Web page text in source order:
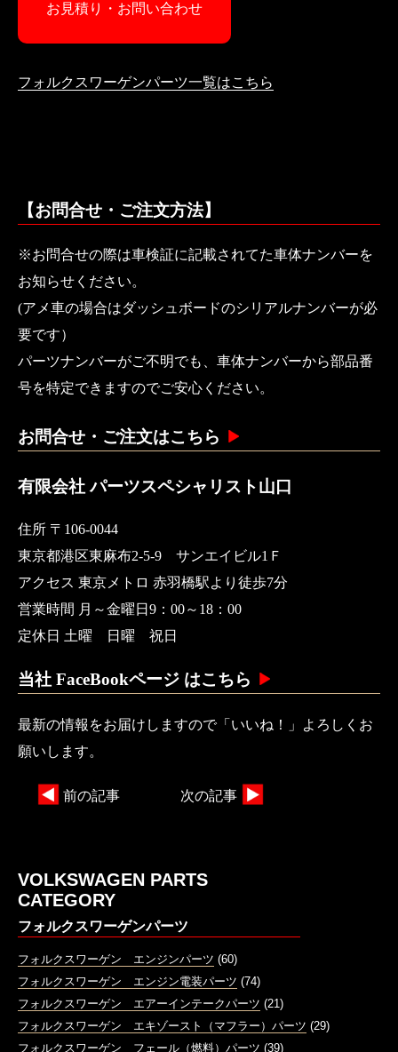
お見積り・お問い合わせ
フォルクスワーゲンパーツ一覧はこちら
【お問合せ・ご注文方法】
※お問合せの際は車検証に記載されてた車体ナンバーを
お知らせください。
(アメ車の場合はダッシュボードのシリアルナンバーが必
要です）
パーツナンバーがご不明でも、車体ナンバーから部品番
号を特定できますのでご安心ください。
お問合せ・ご注文はこちら
有限会社 パーツスペシャリスト山口
住所 〒106-0044
東京都港区東麻布2-5-9 サンエイビル1Ｆ
アクセス 東京メトロ 赤羽橋駅より徒歩7分
営業時間 月～金曜日9：00～18：00
定休日 土曜 日曜 祝日
当社 FaceBookページ はこちら
最新の情報をお届けしますので「いいね！」よろしくお
願いします。
前の記事 次の記事
VOLKSWAGEN PARTS
CATEGORY
フォルクスワーゲンパーツ
フォルクスワーゲン エンジンパーツ (60)
フォルクスワーゲン エンジン電装パーツ (74)
フォルクスワーゲン エアーインテークパーツ (21)
フォルクスワーゲン エキゾースト（マフラー）パーツ (29)
フォルクスワーゲン フェール（燃料）パーツ (39)